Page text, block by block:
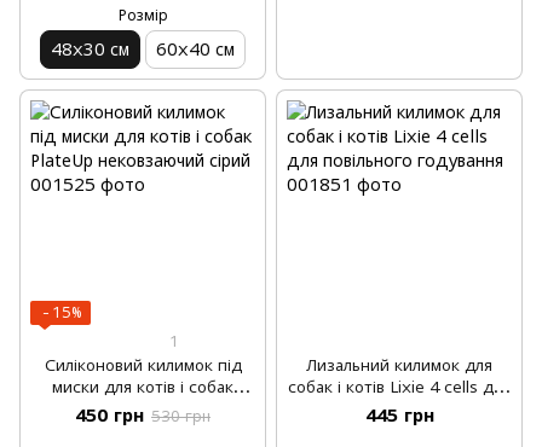
Розмір
48х30 см 60х40 см
−15%
1
Силіконовий килимок під
миски для котів і собак
PlateUp нековзаючий сірий
450 грн 530 грн
Лизальний килимок для
собак і котів Lixie 4 cells для
повільного годування
445 грн